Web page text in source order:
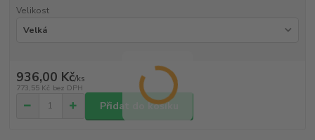
Velikost
936,00 Kč/ks
773,55 Kč bez DPH
Přidat do košíku